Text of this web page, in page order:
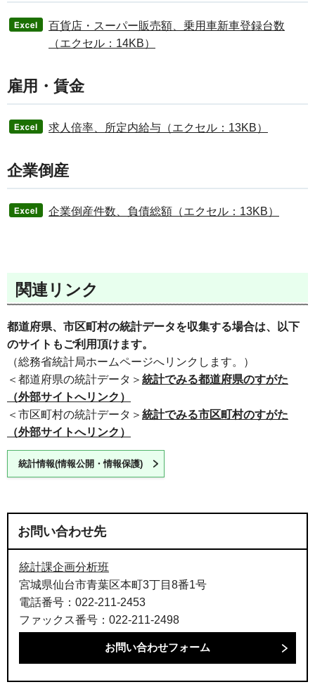
百貨店・スーパー販売額、乗用車新車登録台数
（エクセル：14KB）
雇用・賃金
求人倍率、所定内給与（エクセル：13KB）
企業倒産
企業倒産件数、負債総額（エクセル：13KB）
関連リンク
都道府県、市区町村の統計データを収集する場合は、以下
のサイトもご利用頂けます。
（総務省統計局ホームページへリンクします。）
＜ 都道府県の統計データ＞ 統計でみる都道府県のすがた
（外部サイトへリンク）
＜ 市区町村の統計データ＞ 統計でみる市区町村のすがた
（外部サイトへリンク）
統計情報(情報公開・情報保護)
お問い合わせ先
統計課企画分析班
宮城県仙台市青葉区本町3丁目8番1号
電話番号：022-211-2453
ファックス番号：022-211-2498